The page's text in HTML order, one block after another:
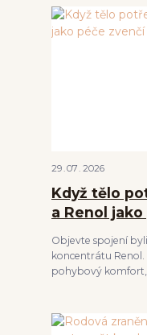
29 07 2026
Když tělo
a Renol
Objevte spojení
koncentrátu
pohybový komfort,